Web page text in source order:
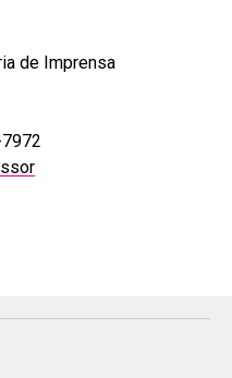
de Imprensa